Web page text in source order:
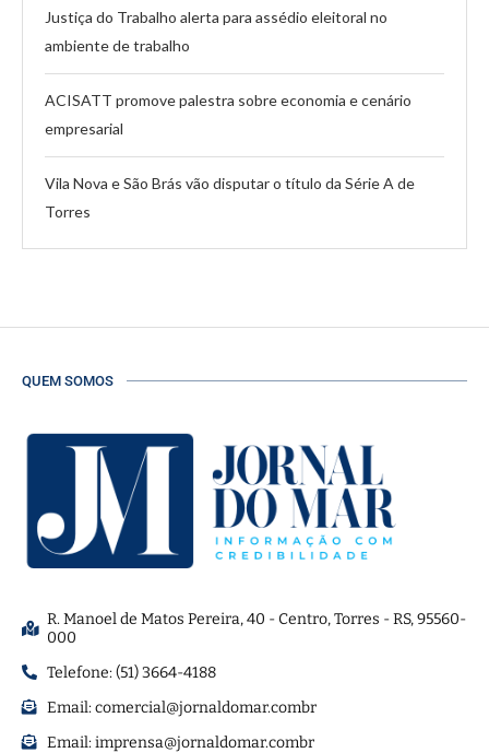
Justiça do Trabalho alerta para assédio eleitoral no
ambiente de trabalho
ACISATT promove palestra sobre economia e cenário
empresarial
Vila Nova e São Brás vão disputar o título da Série A de
Torres
QUEM SOMOS
R. Manoel de Matos Pereira, 40 - Centro, Torres - RS, 95560-
000
Telefone: (51) 3664-4188
Email:comercial@jornaldomar.combr
Email:imprensa@jornaldomar.combr